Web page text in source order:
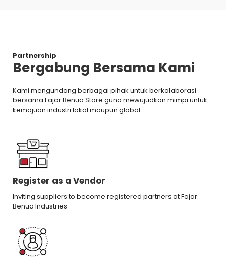
Partnership
Bergabung Bersama Kami
Kami mengundang berbagai pihak untuk berkolaborasi
bersama Fajar Benua Store guna mewujudkan mimpi untuk
kemajuan industri lokal maupun global.
Register as a Vendor
Inviting suppliers to become registered partners at Fajar
Benua Industries